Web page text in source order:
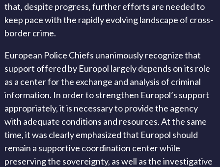
that, despite progress, further efforts are needed to
keep pace with the rapidly evolving landscape of cross-
border crime.
European Police Chiefs unanimously recognize that
support offered by Europol largely depends on its role
as a center for the exchange and analysis of criminal
information. In order to strengthen Europol’s support
appropriately, it is necessary to provide the agency
with adequate conditions and resources. At the same
time, it was clearly emphasized that Europol should
remain a supportive coordination center while
preserving the sovereignty, as well as the investigative